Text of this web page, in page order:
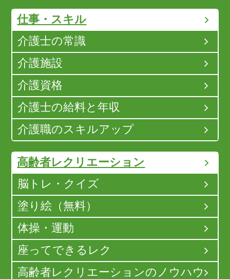
仕事・スキル
介護士の常識
介護施設
介護資格
介護士の給料と年収
介護職のスキルアップ
高齢者レクリエーション
脳トレ・クイズ
塗り絵（無料）
体操・運動
座ってできるレク
高齢者レクリエーションのノウハウ